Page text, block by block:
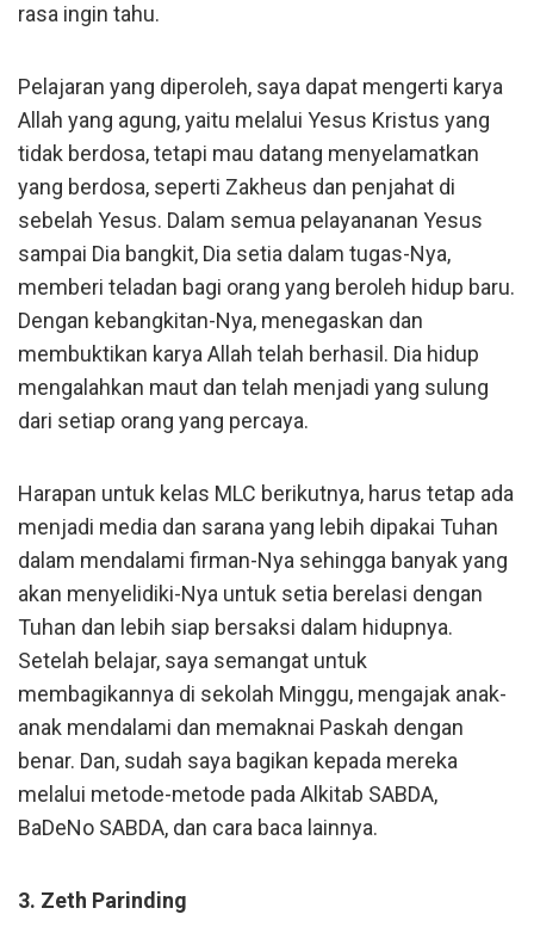
rasa ingin tahu.
Pelajaran yang diperoleh, saya dapat mengerti karya
Allah yang agung, yaitu melalui Yesus Kristus yang
tidak berdosa, tetapi mau datang menyelamatkan
yang berdosa, seperti Zakheus dan penjahat di
sebelah Yesus. Dalam semua pelayananan Yesus
sampai Dia bangkit, Dia setia dalam tugas-Nya,
memberi teladan bagi orang yang beroleh hidup baru.
Dengan kebangkitan-Nya, menegaskan dan
membuktikan karya Allah telah berhasil. Dia hidup
mengalahkan maut dan telah menjadi yang sulung
dari setiap orang yang percaya.
Harapan untuk kelas MLC berikutnya, harus tetap ada
menjadi media dan sarana yang lebih dipakai Tuhan
dalam mendalami firman-Nya sehingga banyak yang
akan menyelidiki-Nya untuk setia berelasi dengan
Tuhan dan lebih siap bersaksi dalam hidupnya.
Setelah belajar, saya semangat untuk
membagikannya di sekolah Minggu, mengajak anak-
anak mendalami dan memaknai Paskah dengan
benar. Dan, sudah saya bagikan kepada mereka
melalui metode-metode pada Alkitab SABDA,
BaDeNo SABDA, dan cara baca lainnya.
3. Zeth Parinding